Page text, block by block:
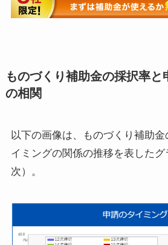
ものづくり補助金の採択率と
の相関
以下の画像は、ものづくり補助
イミングの関係の推移を表した
次）。